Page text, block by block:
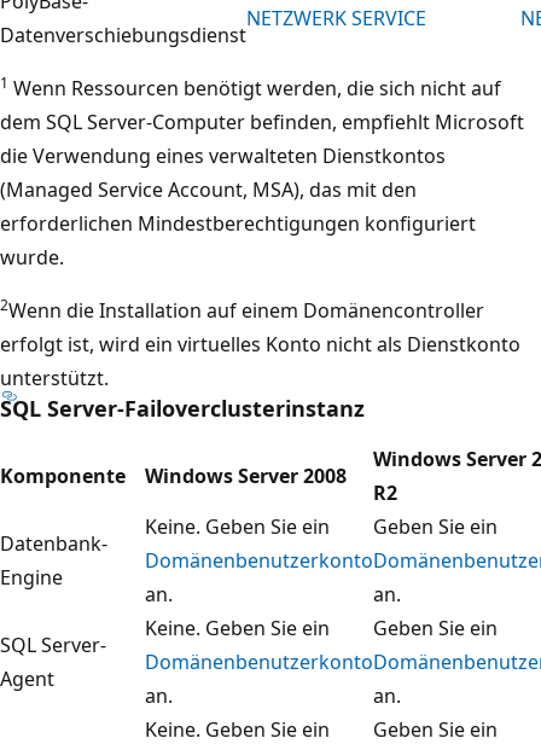
Datenverschiebungsdienst
NETZWERK SERVICE
1 Wenn Ressourcen benötigt werden, die sich nicht auf
dem SQL Server-Computer befinden, empfiehlt Microsoft
die Verwendung eines verwalteten Dienstkontos
(Managed Service Account, MSA), das mit den
erforderlichen Mindestberechtigungen konfiguriert
wurde.
2Wenn die Installation auf einem Domänencontroller
erfolgt ist, wird ein virtuelles Konto nicht als Dienstkonto
unterstützt.
SQL Server-Failoverclusterinstanz
Komponente Windows Server 2008
Windows Server
R2
Datenbank-
Engine
Keine. Geben Sie ein
Domänenbenutzerkonto
an.
Geben Sie ein
an.
SQL Server-
Agent
Keine. Geben Sie ein
Domänenbenutzerkonto
an.
Geben Sie ein
an.
Keine. Geben Sie ein
Geben Sie ein